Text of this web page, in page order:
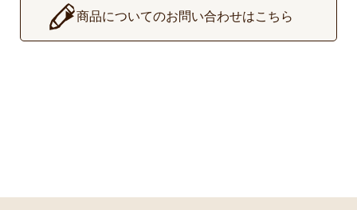
▶商品についてのお問い合わせはこちら